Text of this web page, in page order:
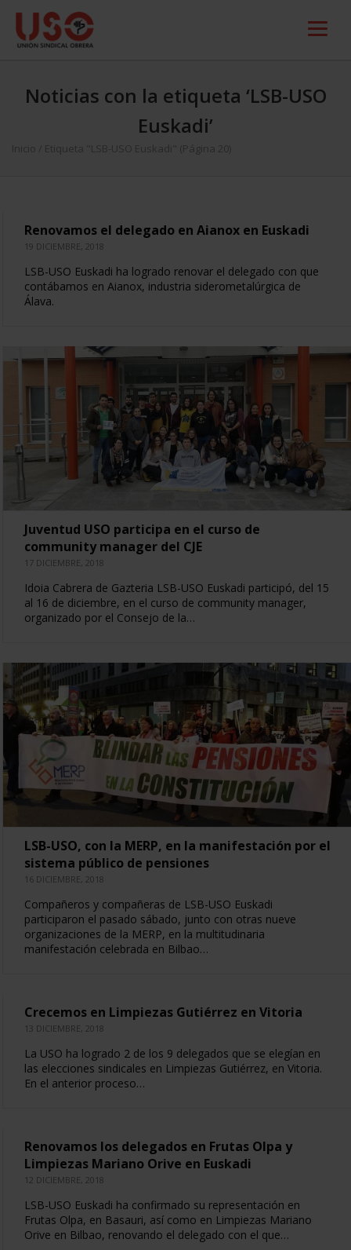
Noticias con la etiqueta ‘LSB-USO
Euskadi’
Inicio Etiqueta "LSB-USO Euskadi" (Página 20)
Renovamos el delegado en Aianox en Euskadi
19 DICIEMBRE, 2018
LSB-USO Euskadi ha logrado renovar el delegado con que
contábamos en Aianox, industria siderometalúrgica de
Álava.
Juventud USO participa en el curso de
community manager del CJE
17 DICIEMBRE, 2018
Idoia Cabrera de Gazteria LSB-USO Euskadi participó, del 15
al 16 de diciembre, en el curso de community manager,
organizado por el Consejo de la…
LSB-USO, con la MERP, en la manifestación por el
sistema público de pensiones
16 DICIEMBRE, 2018
Compañeros y compañeras de LSB-USO Euskadi
participaron el pasado sábado, junto con otras nueve
organizaciones de la MERP, en la multitudinaria
manifestación celebrada en Bilbao…
Crecemos en Limpiezas Gutiérrez en Vitoria
13 DICIEMBRE, 2018
La USO ha logrado 2 de los 9 delegados que se elegían en
las elecciones sindicales en Limpiezas Gutiérrez, en Vitoria.
En el anterior proceso…
Renovamos los delegados en Frutas Olpa y
Limpiezas Mariano Orive en Euskadi
12 DICIEMBRE, 2018
LSB-USO Euskadi ha confirmado su representación en
Frutas Olpa, en Basauri, así como en Limpiezas Mariano
Orive en Bilbao, renovando el delegado con el que…